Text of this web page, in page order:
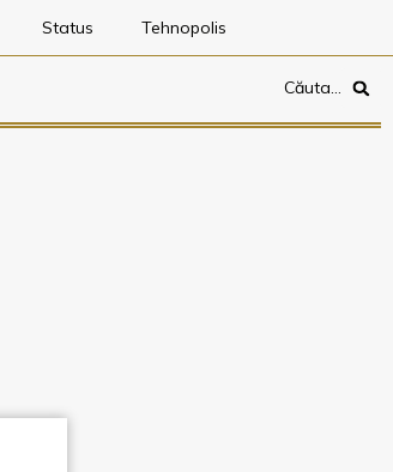
Status Tehnopolis
Căuta…